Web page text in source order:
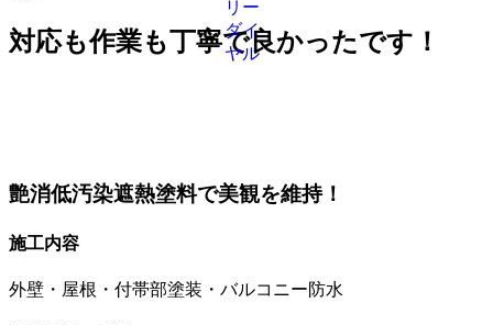
対応も作業も丁寧で良かったです！
艶消低汚染遮熱塗料で美観を維持！
施工内容
外壁・屋根・付帯部塗装・バルコニー防水